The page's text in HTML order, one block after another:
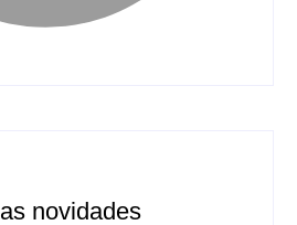
novidades